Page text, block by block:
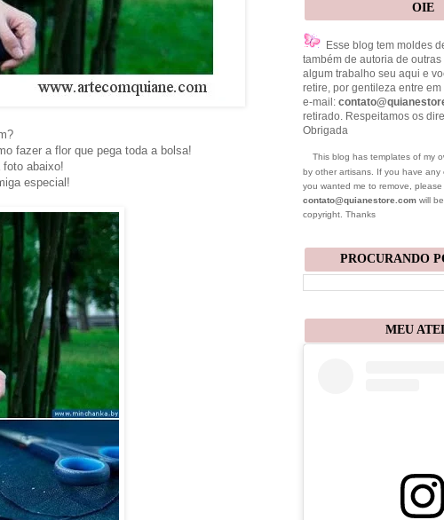
fazer a flor que pega toda a bolsa!
foto abaixo!
especial!
OIE
Esse blog tem moldes
também de autoria de
algum trabalho seu aqui e
retire, por gentileza entre
e-mail:
retirado. Respeitamos os
Obrigada
This blog has templates of my
by other artisans. If you have any
you wanted me to remove,
contato@quianestore.com will
copyright. Thanks
PROCURANDO
MEU